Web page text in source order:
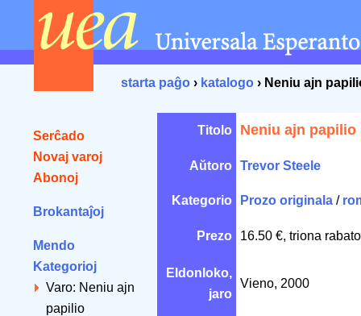
starta paĝo › katalogo › Neniu ajn
Serĉado
Novaj varoj
Abonoj
Brokantaĵoj
Mendo
Kategorioj
Varo: Neniu ajn
papilio
Titolo Neniu ajn papilio
Aŭtoro Trevor Steele
Kategorio Prozo originala /
Prezo 16.50 €, triona
Eldonloko,
jaro
Vieno, 2000